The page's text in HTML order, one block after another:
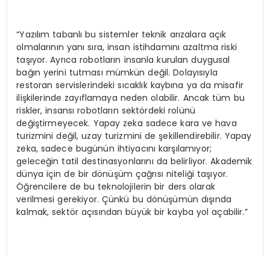
“Yazılım tabanlı bu sistemler teknik arızalara açık
olmalarının yanı sıra, insan istihdamını azaltma riski
taşıyor. Ayrıca robotların insanla kurulan duygusal
bağın yerini tutması mümkün değil. Dolayısıyla
restoran servislerindeki sıcaklık kaybına ya da misafir
ilişkilerinde zayıflamaya neden olabilir. Ancak tüm bu
riskler, insansı robotların sektördeki rolünü
değiştirmeyecek. Yapay zeka sadece kara ve hava
turizmini değil, uzay turizmini de şekillendirebilir. Yapay
zeka, sadece bugünün ihtiyacını karşılamıyor;
geleceğin tatil destinasyonlarını da belirliyor. Akademik
dünya için de bir dönüşüm çağrısı niteliği taşıyor.
Öğrencilere de bu teknolojilerin bir ders olarak
verilmesi gerekiyor. Çünkü bu dönüşümün dışında
kalmak, sektör açısından büyük bir kayba yol açabilir.”